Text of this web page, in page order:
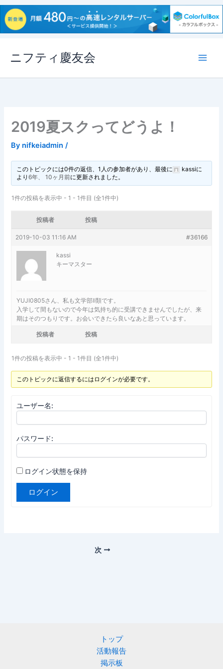
ス
ニフティ慶友会
2019夏スクってどうよ！
By nifkeiadmin/
このトピックには0件の返信、1人の参加者があり、最後に kassiに
より 6年、 10ヶ月前に更新されました。
1件の投稿を表示中 - 1 - 1件目 (全1件中)
投稿者 投稿
2019-10-03 11:16 AM #36166
kassi
キーマスター
YUJI0805さん、私も文学部Ⅱ類です。
入学して間もないので今年は気持ち的に受講できませんでしたが、来
期はそのつもりです。お会いできたら良いなあと思っています。
投稿者 投稿
1件の投稿を表示中 - 1 - 1件目 (全1件中)
このトピックに返信するにはログインが必要です。
ユーザー名:
パスワード:
ログイン状態を保持
ログイン
次
トップ
活動報告
掲示板